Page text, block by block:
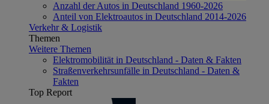
Anzahl der Autos in Deutschland 1960-2026
Anteil von Elektroautos in Deutschland 2014-2026
Verkehr & Logistik
Themen
Weitere Themen
Elektromobilität in Deutschland - Daten & Fakten
Straßenverkehrsunfälle in Deutschland - Daten &
Fakten
Top Report